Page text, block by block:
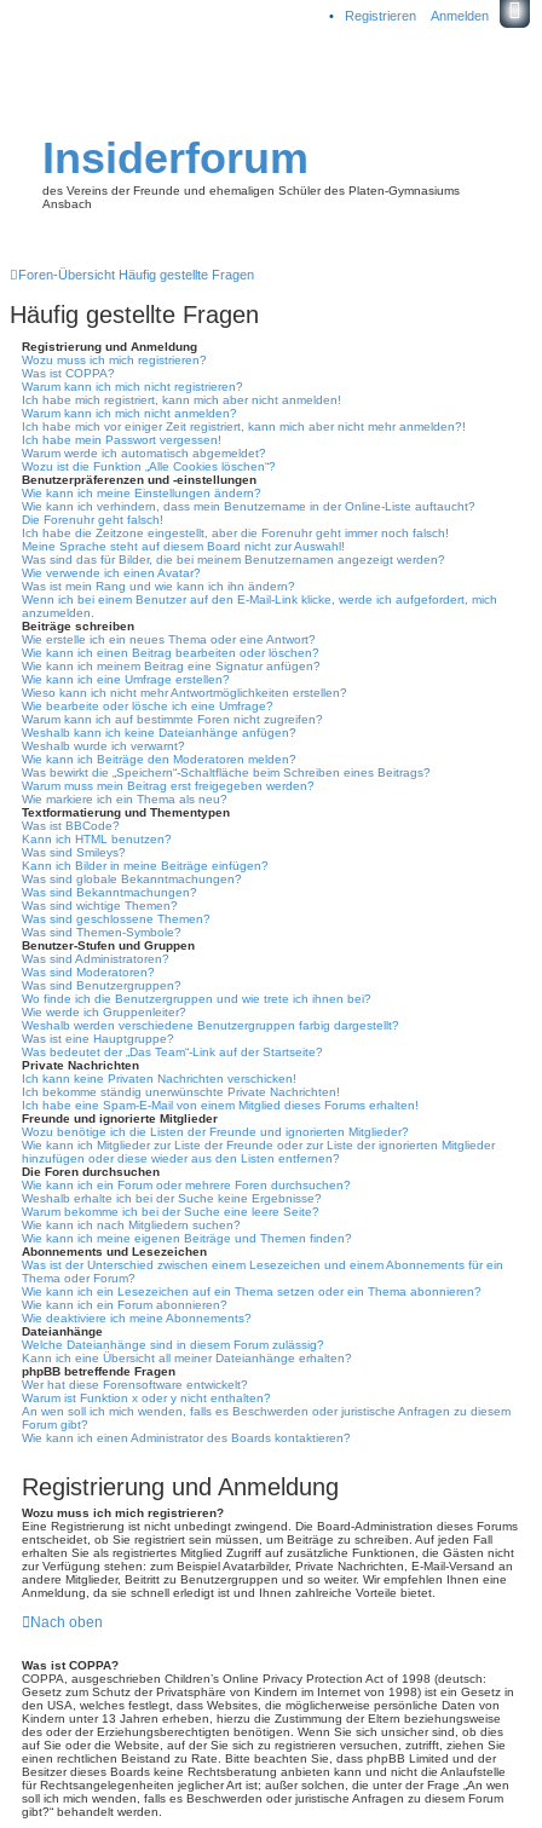
Anmelden
Registrieren
Insiderforum
des Vereins der Freunde und ehemaligen Schüler des Platen-Gymnasiums
Ansbach
Foren-Übersicht Häufig gestellte Fragen
Häufig gestellte Fragen
Registrierung und Anmeldung
Wozu muss ich mich registrieren?
Was ist COPPA?
Warum kann ich mich nicht registrieren?
Ich habe mich registriert, kann mich aber nicht anmelden!
Warum kann ich mich nicht anmelden?
Ich habe mich vor einiger Zeit registriert, kann mich aber nicht mehr anmelden?!
Ich habe mein Passwort vergessen!
Warum werde ich automatisch abgemeldet?
Wozu ist die Funktion „Alle Cookies löschen“?
Benutzerpräferenzen und -einstellungen
Wie kann ich meine Einstellungen ändern?
Wie kann ich verhindern, dass mein Benutzername in der Online-Liste auftaucht?
Die Forenuhr geht falsch!
Ich habe die Zeitzone eingestellt, aber die Forenuhr geht immer noch falsch!
Meine Sprache steht auf diesem Board nicht zur Auswahl!
Was sind das für Bilder, die bei meinem Benutzernamen angezeigt werden?
Wie verwende ich einen Avatar?
Was ist mein Rang und wie kann ich ihn ändern?
Wenn ich bei einem Benutzer auf den E-Mail-Link klicke, werde ich aufgefordert, mich
anzumelden.
Beiträge schreiben
Wie erstelle ich ein neues Thema oder eine Antwort?
Wie kann ich einen Beitrag bearbeiten oder löschen?
Wie kann ich meinem Beitrag eine Signatur anfügen?
Wie kann ich eine Umfrage erstellen?
Wieso kann ich nicht mehr Antwortmöglichkeiten erstellen?
Wie bearbeite oder lösche ich eine Umfrage?
Warum kann ich auf bestimmte Foren nicht zugreifen?
Weshalb kann ich keine Dateianhänge anfügen?
Weshalb wurde ich verwarnt?
Wie kann ich Beiträge den Moderatoren melden?
Was bewirkt die „Speichern“-Schaltfläche beim Schreiben eines Beitrags?
Warum muss mein Beitrag erst freigegeben werden?
Wie markiere ich ein Thema als neu?
Textformatierung und Thementypen
Was ist BBCode?
Kann ich HTML benutzen?
Was sind Smileys?
Kann ich Bilder in meine Beiträge einfügen?
Was sind globale Bekanntmachungen?
Was sind Bekanntmachungen?
Was sind wichtige Themen?
Was sind geschlossene Themen?
Was sind Themen-Symbole?
Benutzer-Stufen und Gruppen
Was sind Administratoren?
Was sind Moderatoren?
Was sind Benutzergruppen?
Wo finde ich die Benutzergruppen und wie trete ich ihnen bei?
Wie werde ich Gruppenleiter?
Weshalb werden verschiedene Benutzergruppen farbig dargestellt?
Was ist eine Hauptgruppe?
Was bedeutet der „Das Team“-Link auf der Startseite?
Private Nachrichten
Ich kann keine Privaten Nachrichten verschicken!
Ich bekomme ständig unerwünschte Private Nachrichten!
Ich habe eine Spam-E-Mail von einem Mitglied dieses Forums erhalten!
Freunde und ignorierte Mitglieder
Wozu benötige ich die Listen der Freunde und ignorierten Mitglieder?
Wie kann ich Mitglieder zur Liste der Freunde oder zur Liste der ignorierten Mitglieder
hinzufügen oder diese wieder aus den Listen entfernen?
Die Foren durchsuchen
Wie kann ich ein Forum oder mehrere Foren durchsuchen?
Weshalb erhalte ich bei der Suche keine Ergebnisse?
Warum bekomme ich bei der Suche eine leere Seite?
Wie kann ich nach Mitgliedern suchen?
Wie kann ich meine eigenen Beiträge und Themen finden?
Abonnements und Lesezeichen
Was ist der Unterschied zwischen einem Lesezeichen und einem Abonnements für ein
Thema oder Forum?
Wie kann ich ein Lesezeichen auf ein Thema setzen oder ein Thema abonnieren?
Wie kann ich ein Forum abonnieren?
Wie deaktiviere ich meine Abonnements?
Dateianhänge
Welche Dateianhänge sind in diesem Forum zulässig?
Kann ich eine Übersicht all meiner Dateianhänge erhalten?
phpBB betreffende Fragen
Wer hat diese Forensoftware entwickelt?
Warum ist Funktion x oder y nicht enthalten?
An wen soll ich mich wenden, falls es Beschwerden oder juristische Anfragen zu diesem
Forum gibt?
Wie kann ich einen Administrator des Boards kontaktieren?
Registrierung und Anmeldung
Wozu muss ich mich registrieren?
Eine Registrierung ist nicht unbedingt zwingend. Die Board-Administration dieses Forums
entscheidet, ob Sie registriert sein müssen, um Beiträge zu schreiben. Auf jeden Fall
erhalten Sie als registriertes Mitglied Zugriff auf zusätzliche Funktionen, die Gästen nicht
zur Verfügung stehen: zum Beispiel Avatarbilder, Private Nachrichten, E-Mail-Versand an
andere Mitglieder, Beitritt zu Benutzergruppen und so weiter. Wir empfehlen Ihnen eine
Anmeldung, da sie schnell erledigt ist und Ihnen zahlreiche Vorteile bietet.
Nach oben
Was ist COPPA?
COPPA, ausgeschrieben Children’s Online Privacy Protection Act of 1998 (deutsch:
Gesetz zum Schutz der Privatsphäre von Kindern im Internet von 1998) ist ein Gesetz in
den USA, welches festlegt, dass Websites, die möglicherweise persönliche Daten von
Kindern unter 13 Jahren erheben, hierzu die Zustimmung der Eltern beziehungsweise
des oder der Erziehungsberechtigten benötigen. Wenn Sie sich unsicher sind, ob dies
auf Sie oder die Website, auf der Sie sich zu registrieren versuchen, zutrifft, ziehen Sie
einen rechtlichen Beistand zu Rate. Bitte beachten Sie, dass phpBB Limited und der
Besitzer dieses Boards keine Rechtsberatung anbieten kann und nicht die Anlaufstelle
für Rechtsangelegenheiten jeglicher Art ist; außer solchen, die unter der Frage „An wen
soll ich mich wenden, falls es Beschwerden oder juristische Anfragen zu diesem Forum
gibt?“ behandelt werden.